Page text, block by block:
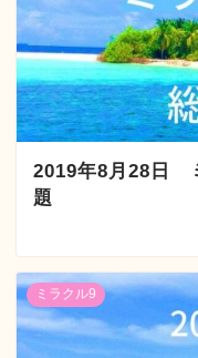
2019年8月28日
題
ミラクル9